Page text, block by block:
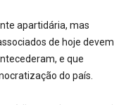
apartidária, mas
de hoje devem
e que
do país.